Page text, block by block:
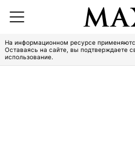
На информационном ресурсе
Оставаясь на сайте, вы подтверждаете
использование.